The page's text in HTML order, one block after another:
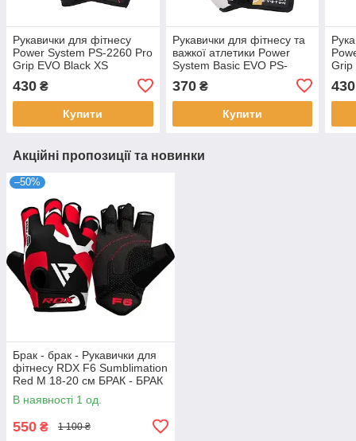
Рукавички для фітнесу
Power System PS-2260 Pro
Grip EVO Black XS
430 ₴
Купити
Рукавички для фітнесу та
важкої атлетики Power
System Basic EVO PS-
2100 Black Yellow Line S
370₴
Купити
Grip
430
Акційні пропозиції та новинки
–50%
Брак - брак - Рукавички для
фітнесу RDX F6 Sumblimation
Red M 18-20 см БРАК - БРАК
В наявності 1 од.
550 ₴ 1 100 ₴